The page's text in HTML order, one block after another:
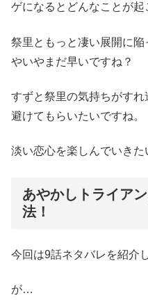
ゲになるとどんなことが起
祭里ともっと凄い展開に
やいやまだ早いですね？
すずと祭里の気持ちがすれ
避けてもらいたいですね。
淡い恋心を楽しんでいきた
あやかしトライア
法！
今回は9話ネタバレを紹介
が…